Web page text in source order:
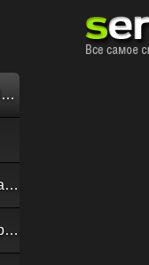
Обзор «малолитражного суперкомпьютера» MSI EdgeXpert MS-C931
Своевременная доставка до последнего байта: как российская сеть Curator CDN совмещает скорость, безопасность и гибкость управления
Обзор сервера ASUS RS720A-E13-RS8G: DC-MHS во всей красе